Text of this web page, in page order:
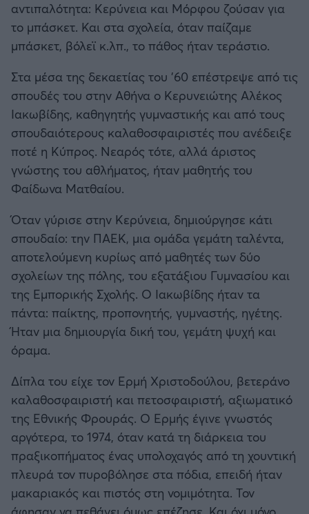
FOLLOW US
αντιπαλότητα: Κερύνεια και Μόρφου ζούσαν για
το μπάσκετ. Και στα σχολεία, όταν παίζαμε
μπάσκετ, βόλεϊ κ.λπ., το πάθος ήταν τεράστιο.
Στα μέσα της δεκαετίας του ’60 επέστρεψε από τις
σπουδές του στην Αθήνα ο Κερυνειώτης Αλέκος
Ιακωβίδης, καθηγητής γυμναστικής και από τους
σπουδαιότερους καλαθοσφαιριστές που ανέδειξε
ποτέ η Κύπρος. Νεαρός τότε, αλλά άριστος
γνώστης του αθλήματος, ήταν μαθητής του
Φαίδωνα Ματθαίου.
Όταν γύρισε στην Κερύνεια, δημιούργησε κάτι
σπουδαίο: την ΠΑΕΚ, μια ομάδα γεμάτη ταλέντα,
αποτελούμενη κυρίως από μαθητές των δύο
σχολείων της πόλης, του εξατάξιου Γυμνασίου και
της Εμπορικής Σχολής. Ο Ιακωβίδης ήταν τα
πάντα: παίκτης, προπονητής, γυμναστής, ηγέτης.
Ήταν μια δημιουργία δική του, γεμάτη ψυχή και
όραμα.
Δίπλα του είχε τον Ερμή Χριστοδούλου, βετεράνο
καλαθοσφαιριστή και πετοσφαιριστή, αξιωματικό
της Εθνικής Φρουράς. Ο Ερμής έγινε γνωστός
αργότερα, το 1974, όταν κατά τη διάρκεια του
πραξικοπήματος ένας υπολοχαγός από τη χουντική
πλευρά τον πυροβόλησε στα πόδια, επειδή ήταν
μακαριακός και πιστός στη νομιμότητα. Τον